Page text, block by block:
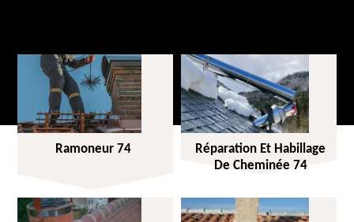
Ramoneur 74
Réparation Et Habillage
De Cheminée 74